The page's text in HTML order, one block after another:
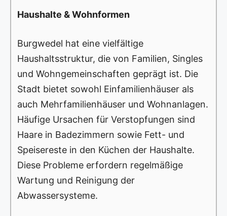
Haushalte & Wohnformen
Burgwedel hat eine vielfältige
Haushaltsstruktur, die von Familien, Singles
und Wohngemeinschaften geprägt ist. Die
Stadt bietet sowohl Einfamilienhäuser als
auch Mehrfamilienhäuser und Wohnanlagen.
Häufige Ursachen für Verstopfungen sind
Haare in Badezimmern sowie Fett- und
Speisereste in den Küchen der Haushalte.
Diese Probleme erfordern regelmäßige
Wartung und Reinigung der
Abwassersysteme.